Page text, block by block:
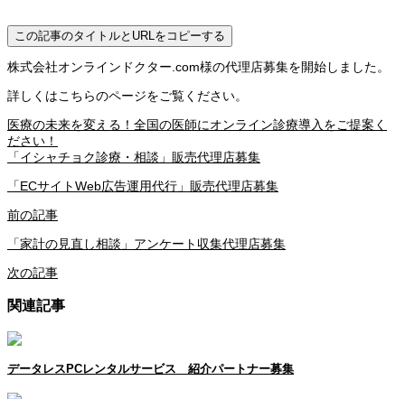
この記事のタイトルとURLをコピーする
株式会社オンラインドクター.com様の代理店募集を開始しました。
詳しくはこちらのページをご覧ください。
医療の未来を変える！全国の医師にオンライン診療導入をご提案く
ださい！
「イシャチョク診療・相談」販売代理店募集
「ECサイトWeb広告運用代行」販売代理店募集
前の記事
「家計の見直し相談」アンケート収集代理店募集
次の記事
関連記事
データレスPCレンタルサービス 紹介パートナー募集